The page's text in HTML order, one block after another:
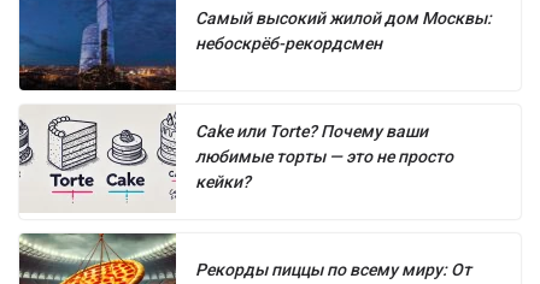
Самый высокий жилой дом Москвы:
небоскрёб-рекордсмен
Cake или Torte? Почему ваши
любимые торты — это не просто
кейки?
Рекорды пиццы по всему миру: От